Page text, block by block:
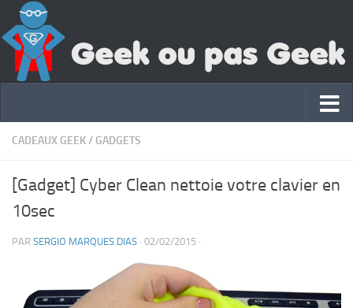
CADEAUX GEEK/ GADGETS
[Gadget] Cyber Clean nettoie votre clavier en
10sec
PAR SERGIO MARQUES DIAS · 02/02/2015 ·